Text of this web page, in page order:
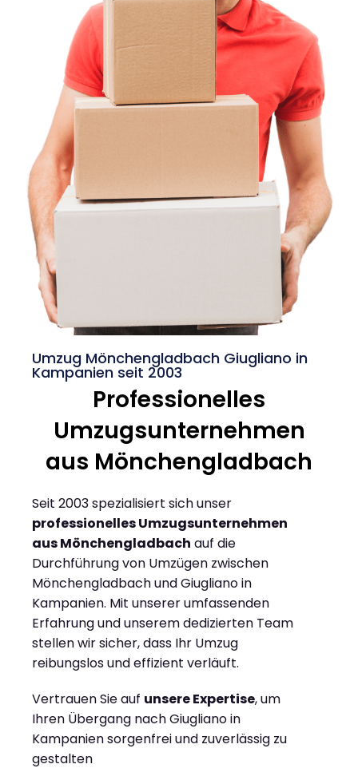
Umzug Mönchengladbach Giugliano in
Kampanien seit 2003
Professionelles
Umzugsunternehmen
aus Mönchengladbach
Seit 2003 spezialisiert sich unser
professionelles Umzugsunternehmen
aus Mönchengladbach auf die
Durchführung von Umzügen zwischen
Mönchengladbach und Giugliano in
Kampanien. Mit unserer umfassenden
Erfahrung und unserem dedizierten Team
stellen wir sicher, dass Ihr Umzug
reibungslos und effizient verläuft.
Vertrauen Sie auf unsere Expertise, um
Ihren Übergang nach Giugliano in
Kampanien sorgenfrei und zuverlässig zu
gestalten